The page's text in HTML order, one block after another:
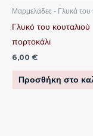
Μαρμελάδες - Γλυκά του
Γλυκό του κουταλιού
πορτοκάλι
6,00 €
Προσθήκη στο